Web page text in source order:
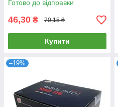
Готово до відправки
46,30 ₴ 70,15 ₴
Купити
–19%